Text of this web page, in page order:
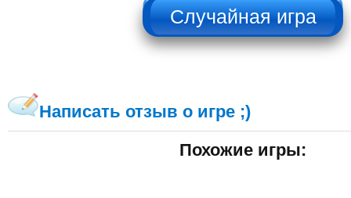
НЕ НАЖИМАТЬ!!!
Написать отзыв о игре ;)
Похожие игры: